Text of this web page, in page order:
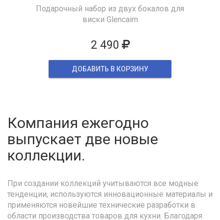
Подарочный набор из двух бокалов для
виски Glencairn
2 490
ДОБАВИТЬ В КОРЗИНУ
Компания ежегодно
выпускает две новые
коллекции.
При создании коллекций учитываются все модные
тенденции, используются инновационные материалы и
применяются новейшие технические разработки в
области производства товаров для кухни. Благодаря